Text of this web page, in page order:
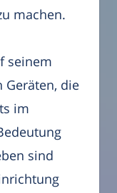
machen.
seinem
Geräten, die
im
sind